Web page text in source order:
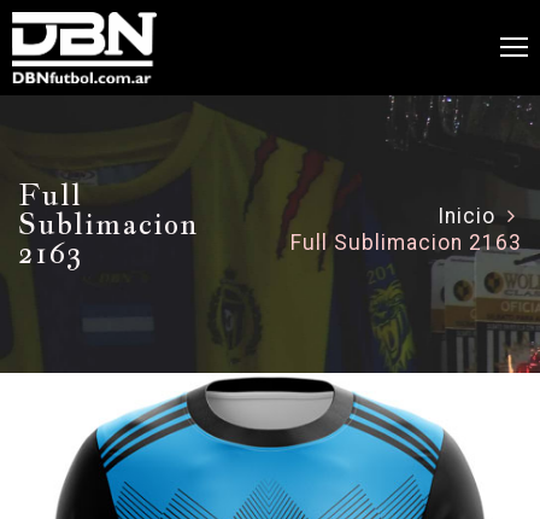
Full
Sublimacion
2163
Inicio
Full Sublimacion 2163